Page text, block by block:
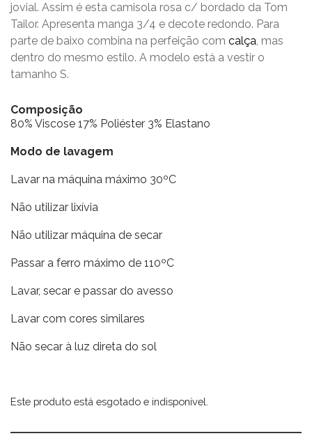
jovial. Assim é esta camisola rosa c/ bordado da Tom
Tailor. Apresenta manga 3/4 e decote redondo. Para
parte de baixo combina na perfeição com calça, mas
dentro do mesmo estilo. A modelo está a vestir o
tamanho S.
Composição
80% Viscose 17% Poliéster 3% Elastano
Modo de lavagem
Lavar na máquina máximo 30ºC
Não utilizar lixívia
Não utilizar máquina de secar
Passar a ferro máximo de 110ºC
Lavar, secar e passar do avesso
Lavar com cores similares
Não secar à luz direta do sol
Este produto está esgotado e indisponível.
Alternative: